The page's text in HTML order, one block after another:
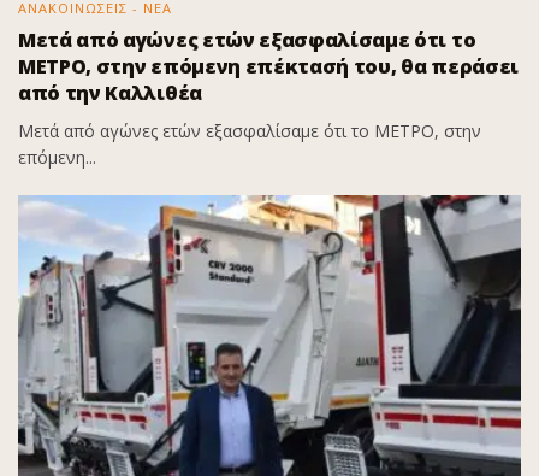
ΑΝΑΚΟΙΝΩΣΕΙΣ - ΝΕΑ
Μετά από αγώνες ετών εξασφαλίσαμε ότι το
ΜΕΤΡΟ, στην επόμενη επέκτασή του, θα περάσει
από την Καλλιθέα
Μετά από αγώνες ετών εξασφαλίσαμε ότι το ΜΕΤΡΟ, στην
επόμενη...